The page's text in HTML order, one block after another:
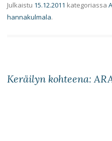
Julkaistu 15.12.2011 kategoriassa
hannakulmala.
Keräilyn kohteena: